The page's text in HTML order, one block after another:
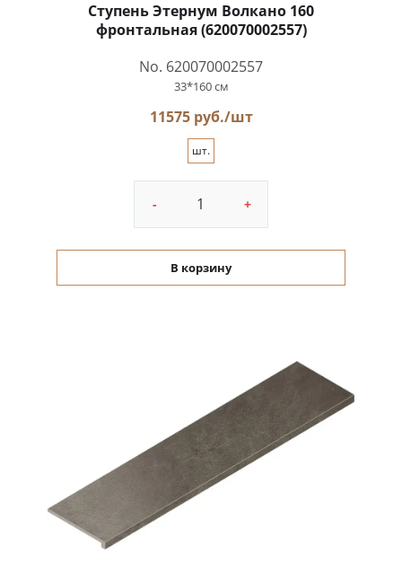
Ступень Этернум Волкано 160
фронтальная (620070002557)
No. 620070002557
33*160 см
11575 руб./шт
шт.
- +
В корзину